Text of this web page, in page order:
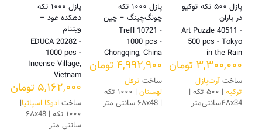
پازل ۵۰۰ تکه توکیو
در باران
Art Puzzle 40511 -
500 pcs - Tokyo
in the Rain
۳,۳۰۰,۰۰۰ تومان
ساختآرت‌پازل
ترکیه
| ۵۰۰ تکه |
۴۸x34سانتی‌متر
پازل ۱۰۰۰ تکه
چونگ‌چینگ – چین
Trefl 10721 -
1000 pcs -
Chongqing, China
۴,۹۹۲,۹۰۰ تومان
ساخت ترفل
لهستان
| ۱۰۰۰ تکه
| ۶۸x48 سانتی متر
پازل ۱۰۰۰ تکه
دهکده عود –
ویتنام
EDUCA 20282 -
1000 pcs -
Incense Village,
Vietnam
۵,۱۶۲,۰۰۰ تومان
ساختادوکا اسپانیا|
۱۰۰۰ تکه | ۶۸x48
سانتی متر